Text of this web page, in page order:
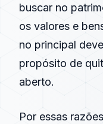
buscar no
os valores e
no principal
propósito de
aberto.
Por essas